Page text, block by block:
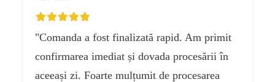
"Comanda a fost finalizată rapid. Am primit
confirmarea imediat și dovada procesării în
aceeași zi. Foarte mulțumit de procesarea